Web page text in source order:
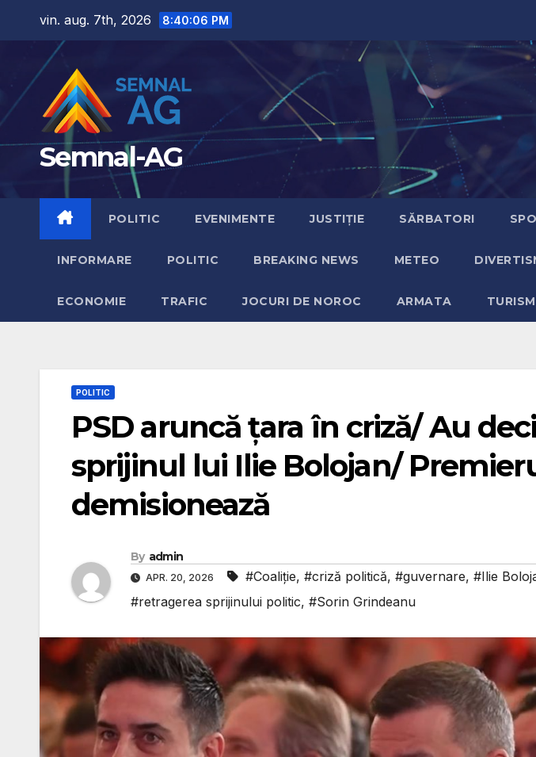
vin. aug. 7th, 2026 8:40:07 PM
Semnal-AG
POLITIC EVENIMENTE JUSTIȚIE SĂRBATORI
INFORMARE POLITIC BREAKING NEWS METEO
ECONOMIE TRAFIC JOCURI DE NOROC ARMATA TURISM
POLITIC
PSD aruncă țara în criză/ Au
sprijinul lui Ilie Bolojan/
demisionează
By admin
APR. 20, 2026 #Coaliție, #criză politică, #guvernare, #Ilie
#retragerea sprijinului politic, #Sorin Grindeanu